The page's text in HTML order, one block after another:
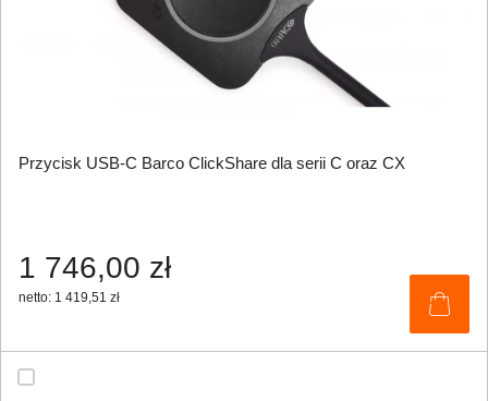
Przycisk USB-C Barco ClickShare dla serii C oraz CX
1 746,00 zł
netto: 1 419,51 zł